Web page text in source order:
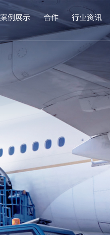
案例展示 合作 行业资讯